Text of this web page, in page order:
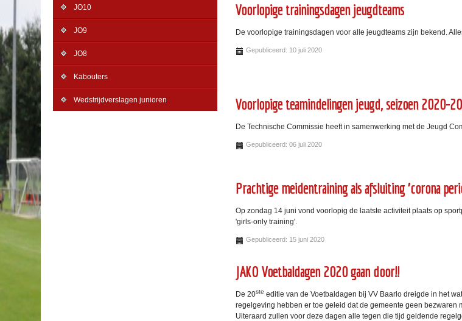
Voorlopige trainingsdagen jeugdteams
De voorlopige trainingsdagen voor alle jeugdteams zijn bekend.
Gepubliceerd: 10 juli 2020
Voorlopige teamindelingen jeugd, seizoen 2020-
De Technische Commissie heeft in samenwerking met de Jeugd
Gepubliceerd: 06 juli 2020
Prachtige meidentraining als afsluiting 'corona
Op zondag 14 juni vond voorlopig de laatste activiteit plaats op
'girls-only training'.
Gepubliceerd: 15 juni 2020
JAKO Voetbaldagen 2020 gaan door!!
De 20ste editie van de Voetbaldagen bij VV Baarlo dreigde in het
regelgeving hebben er toe geleid dat de gemeente geen
Uiteraard zullen voor deze dagen alle tegen die tijd geldende
JO10
JO9
JO8
Kabouters
Wedstrijdverslagen junioren